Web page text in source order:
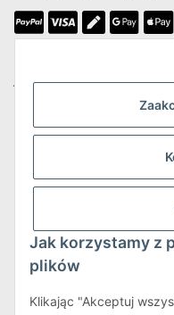
Jak korzystamy z
plików
Klikając "Akceptuj
Jesteśmy członkiem
Więcej informacji o